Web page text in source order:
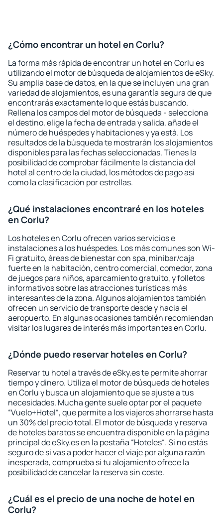
¿Cómo encontrar un hotel en Corlu?
La forma más rápida de encontrar un hotel en Corlu es
utilizando el motor de búsqueda de alojamientos de eSky.
Su amplia base de datos, en la que se incluyen una gran
variedad de alojamientos, es una garantía segura de que
encontrarás exactamente lo que estás buscando.
Rellena los campos del motor de búsqueda - selecciona
el destino, elige la fecha de entrada y salida, añade el
número de huéspedes y habitaciones y ya está. Los
resultados de la búsqueda te mostrarán los alojamientos
disponibles para las fechas seleccionadas. Tienes la
posibilidad de comprobar fácilmente la distancia del
hotel al centro de la ciudad, los métodos de pago así
como la clasificación por estrellas.
¿Qué instalaciones encontraré en los hoteles
en Corlu?
Los hoteles en Corlu ofrecen varios servicios e
instalaciones a los huéspedes. Los más comunes son Wi-
Fi gratuito, áreas de bienestar con spa, minibar/caja
fuerte en la habitación, centro comercial, comedor, zona
de juegos para niños, aparcamiento gratuito, y folletos
informativos sobre las atracciones turísticas más
interesantes de la zona. Algunos alojamientos también
ofrecen un servicio de transporte desde y hacia el
aeropuerto. En algunas ocasiones también recomiendan
visitar los lugares de interés más importantes en Corlu.
¿Dónde puedo reservar hoteles en Corlu?
Reservar tu hotel a través de eSky.es te permite ahorrar
tiempo y dinero. Utiliza el motor de búsqueda de hoteles
en Corlu y busca un alojamiento que se ajuste a tus
necesidades. Mucha gente suele optar por el paquete
“Vuelo+Hotel“, que permite a los viajeros ahorrarse hasta
un 30% del precio total. El motor de búsqueda y reserva
de hoteles baratos se encuentra disponible en la página
principal de eSky.es en la pestaña “Hoteles“. Si no estás
seguro de si vas a poder hacer el viaje por alguna razón
inesperada, comprueba si tu alojamiento ofrece la
posibilidad de cancelar la reserva sin coste.
¿Cuál es el precio de una noche de hotel en
Corlu?